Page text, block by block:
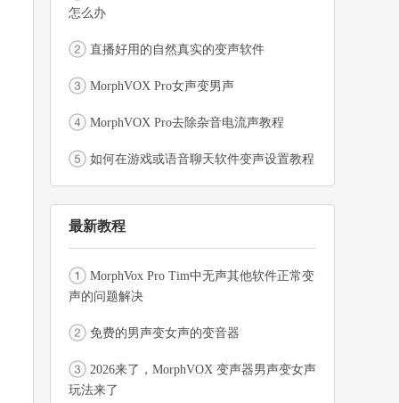
怎么办
直播好用的自然真实的变声软件
MorphVOX Pro女声变男声
MorphVOX Pro去除杂音电流声教程
如何在游戏或语音聊天软件变声设置教程
最新教程
MorphVox Pro Tim中无声其他软件正常变
声的问题解决
免费的男声变女声的变音器
2026来了，MorphVOX 变声器男声变女声
玩法来了